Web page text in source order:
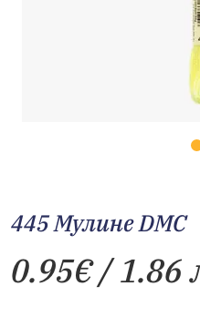
445 Мулине DMC
0.95€/ 1.86